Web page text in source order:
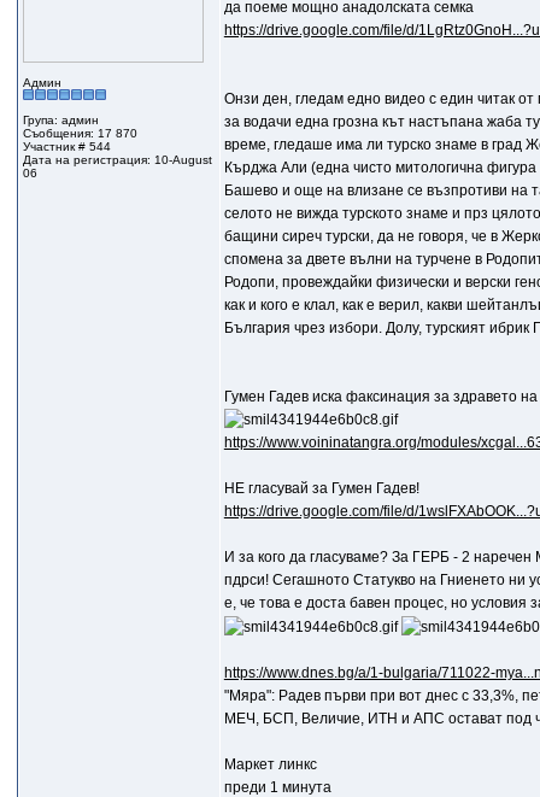
Админ
Група: админ
Съобщения: 17 870
Участник # 544
Дата на регистрация: 10-August
06
да поеме мощно анадолската семка
https://drive.google.com/file/d/
Онзи ден, гледам едно видео с един читак
за водачи една грозна кът настъпана жаба
време, гледаше има ли турско знаме в град
Кърджа Али (една чисто митологична
Башево и още на влизане се възпротиви на
селото не вижда турското знаме и прз
бащини сиреч турски, да не говоря, че в
спомена за двете вълни на турчене в
Родопи, провеждайки физически и верски
как и кого е клал, как е верил, какви
България чрез избори. Долу, турският
Гумен Гадев иска факсинация за здравето
https://www.voininatangra.org/modules/
НЕ гласувай за Гумен Гадев!
https://drive.google.com/file/d/
И за кого да гласуваме? За ГЕРБ - 2
пдрси! Сегашното Статукво на Гниенето ни
е, че това е доста бавен процес, но условия
https://www.dnes.bg/a/1-bulgaria/711022-
"Мяра": Радев първи при вот днес с 33,3%,
МЕЧ, БСП, Величие, ИТН и АПС остават под
Маркет линкс
преди 1 минута